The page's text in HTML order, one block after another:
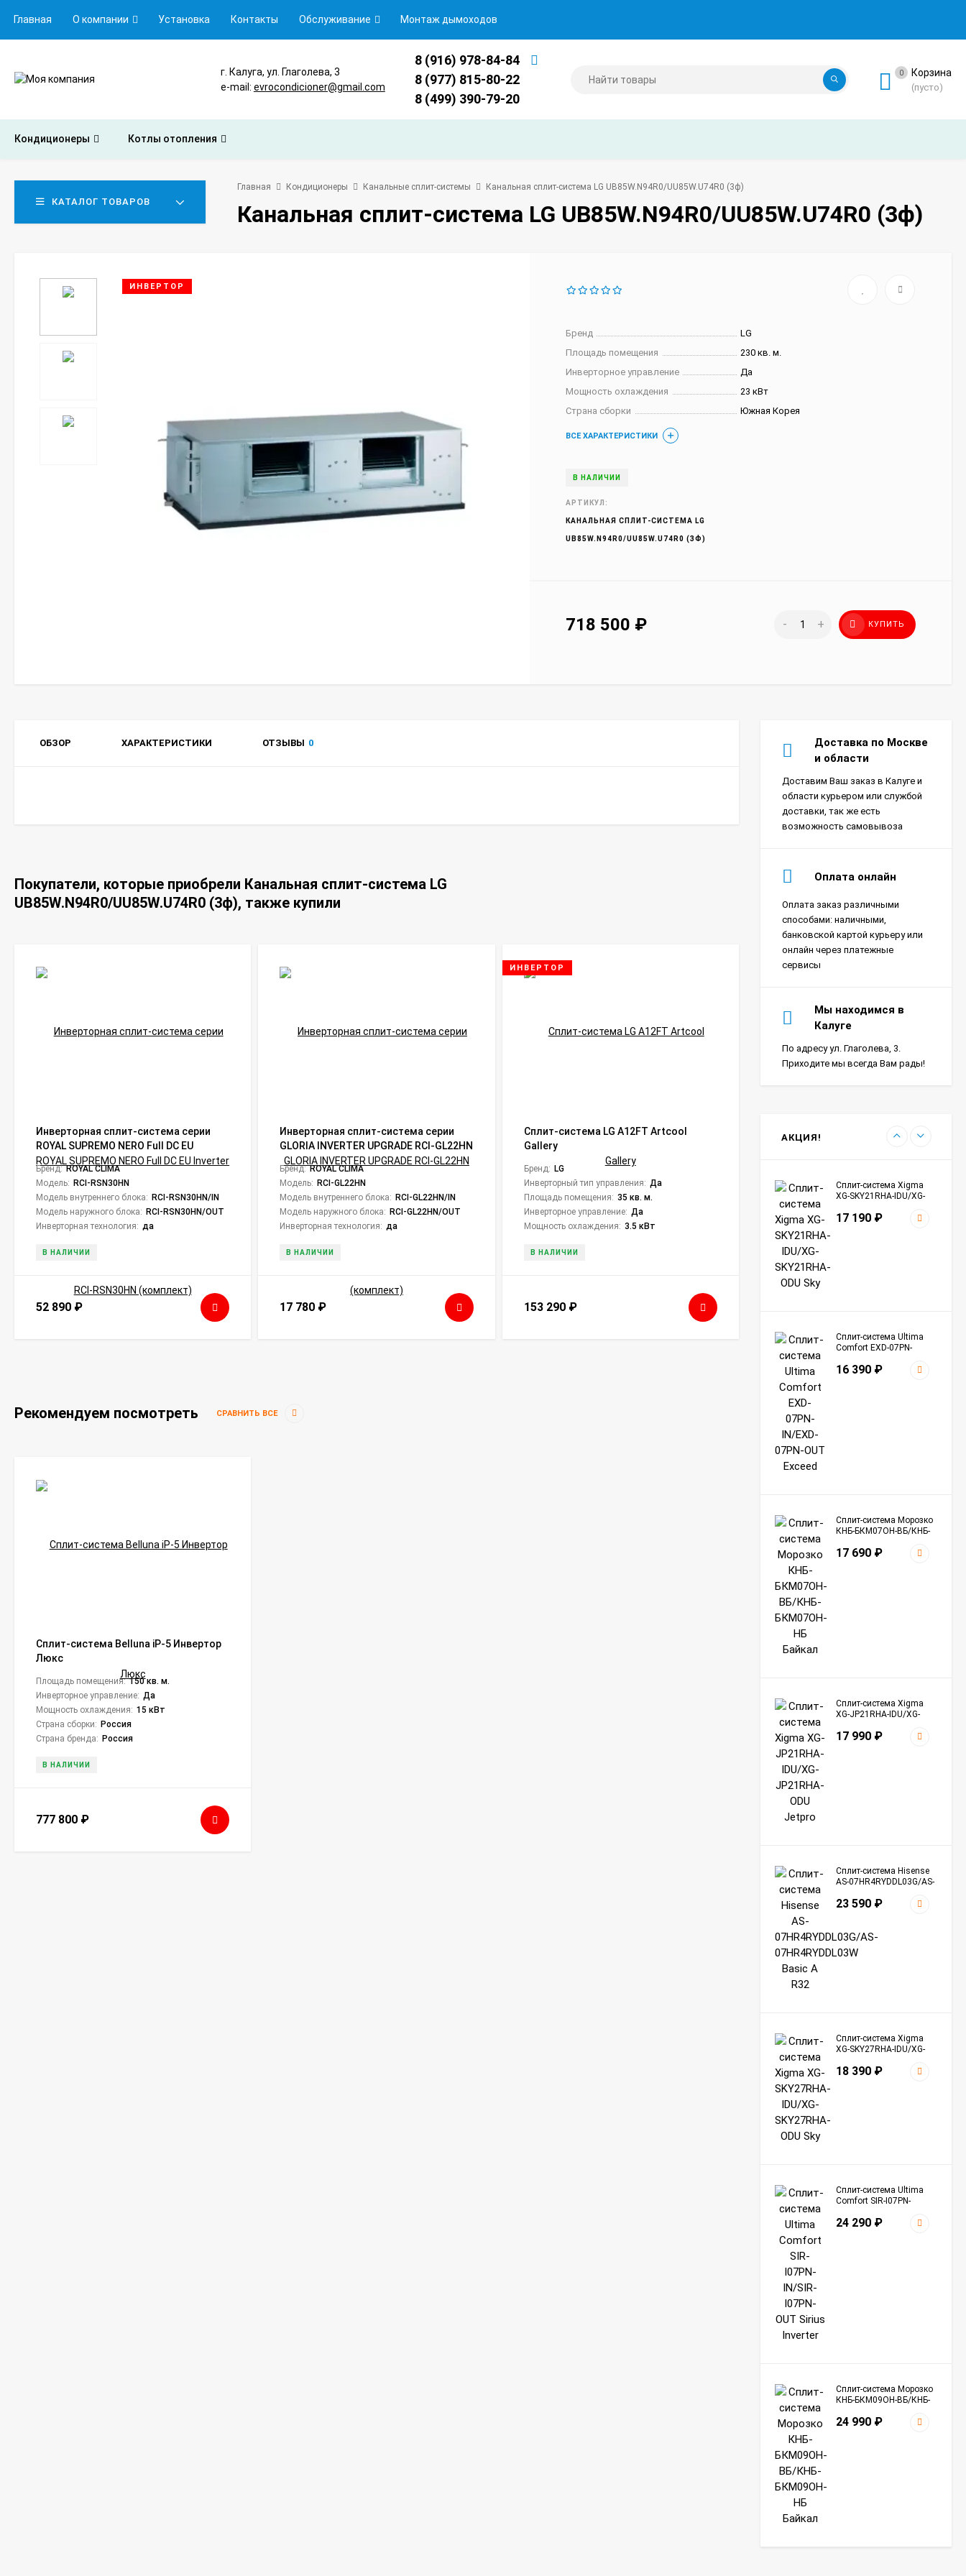
Главная О компании Установка Контакты Обслуживание Монтаж дымоходов
г. Калуга, ул. Глаголева, 3
e-mail: evrocondicioner@gmail.com
8 (916) 978-84-84
8 (977) 815-80-22
8 (499) 390-79-20
0 Корзина
(пусто)
Кондиционеры Котлы отопления
КАТАЛОГ ТОВАРОВ
Главная Кондиционеры Канальные сплит-системы Канальная сплит-система LG UB85W.N94R0/UU85W.U74R0 (3ф)
Канальная сплит-система LG UB85W.N94R0/UU85W.U74R0 (3ф)
ИНВЕРТОР
Бренд
LG
Площадь помещения
230 кв. м.
Инверторное управление
Да
Мощность охлаждения
23 кВт
Страна сборки
Южная Корея
ВСЕ ХАРАКТЕРИСТИКИ
В НАЛИЧИИ
АРТИКУЛ:
КАНАЛЬНАЯ СПЛИТ-СИСТЕМА LG
UB85W.N94R0/UU85W.U74R0 (3Ф)
718 500 ₽ - + КУПИТЬ
ОБЗОР ХАРАКТЕРИСТИКИ ОТЗЫВЫ 0
Покупатели, которые приобрели Канальная сплит-система LG
UB85W.N94R0/UU85W.U74R0 (3ф), также купили
Инверторная сплит-система серии
ROYAL SUPREMO NERO Full DC EU
Inverter RCI-RSN30HN (комплект)
Бренд: ROYAL CLIMA
Модель: RCI-RSN30HN
Модель внутреннего блока: RCI-RSN30HN/IN
Модель наружного блока: RCI-RSN30HN/OUT
Инверторная технология: да
В НАЛИЧИИ
52 890 ₽
Инверторная сплит-система серии
GLORIA INVERTER UPGRADE RCI-GL22HN
(комплект)
Бренд: ROYAL CLIMA
Модель: RCI-GL22HN
Модель внутреннего блока: RCI-GL22HN/IN
Модель наружного блока: RCI-GL22HN/OUT
Инверторная технология: да
В НАЛИЧИИ
17 780 ₽
ИНВЕРТОР
Сплит-система LG A12FT Artcool
Gallery
Бренд: LG
Инверторный тип управления: Да
Площадь помещения: 35 кв. м.
Инверторное управление: Да
Мощность охлаждения: 3.5 кВт
В НАЛИЧИИ
153 290 ₽
Инверторная сплит-система
PERFETTO DC EU Inverter 2024 RCI-
Модель:
RCI-PFC40HN
Модель внутреннего блока: RCI-PFC40HN/IN
Модель наружного блока:
RCI-PFC40HN/OUT
Инверторная технология:
В НАЛИЧИИ
Рекомендуем посмотреть СРАВНИТЬ ВСЕ
Сплит-система Belluna iP-5 Инвертор
Люкс
Площадь помещения: 150 кв. м.
Инверторное управление: Да
Мощность охлаждения: 15 кВт
Страна сборки: Россия
Страна бренда: Россия
В НАЛИЧИИ
777 800 ₽
Доставка по Москве
и области
Доставим Ваш заказ в Калуге и
области курьером или службой
доставки, так же есть
возможность самовывоза
Оплата онлайн
Оплата заказ различными
способами: наличными,
банковской картой курьеру или
онлайн через платежные
сервисы
Мы находимся в
Калуге
По адресу ул. Глаголева, 3.
Приходите мы всегда Вам рады!
АКЦИЯ!
Сплит-система Xigma
XG-SKY21RHA-IDU/XG-
17 190 ₽
Сплит-система Ultima
Comfort EXD-07PN-
Exceed
16 390 ₽
Сплит-система Морозко
КНБ-БКМ07ОН-ВБ/КНБ-
17 690 ₽
Сплит-система Xigma
XG-JP21RHA-IDU/XG-
17 990 ₽
Сплит-система Hisense
AS-07HR4RYDDL03G/AS-
A R32
23 590 ₽
Сплит-система Xigma
XG-SKY27RHA-IDU/XG-
18 390 ₽
Сплит-система Ultima
Comfort SIR-I07PN-
Inverter
24 290 ₽
Сплит-система Морозко
КНБ-БКМ09ОН-ВБ/КНБ-
24 990 ₽